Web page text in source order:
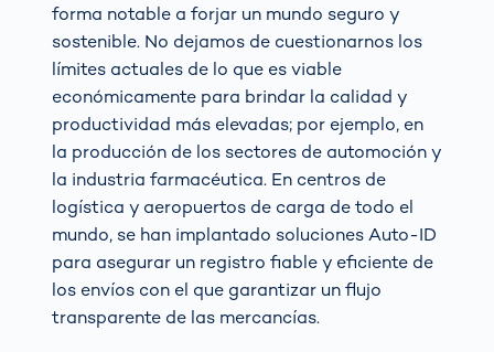
forma notable a forjar un mundo seguro y
sostenible. No dejamos de cuestionarnos los
límites actuales de lo que es viable
económicamente para brindar la calidad y
productividad más elevadas; por ejemplo, en
la producción de los sectores de automoción y
la industria farmacéutica. En centros de
logística y aeropuertos de carga de todo el
mundo, se han implantado soluciones Auto-ID
para asegurar un registro fiable y eficiente de
los envíos con el que garantizar un flujo
transparente de las mercancías.